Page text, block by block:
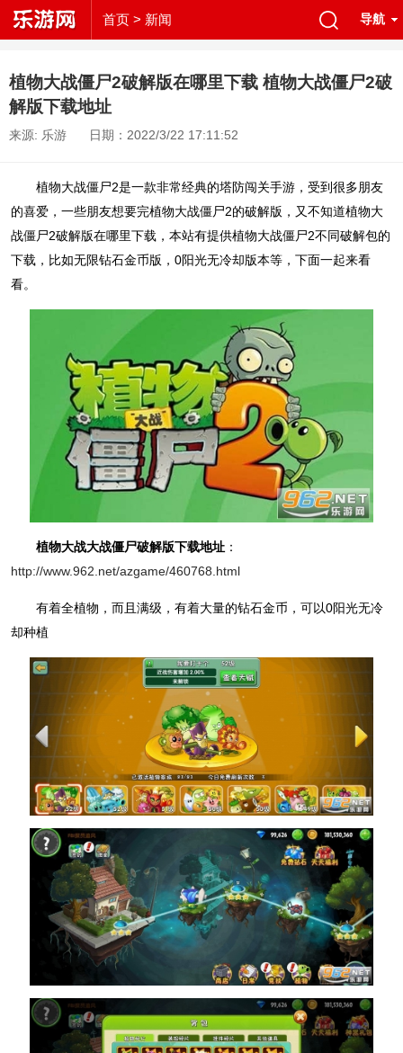
首页 > 新闻 导航
植物大战僵尸2破解版在哪里下载 植物大战僵尸2破
解版下载地址
来源: 乐游 日期：2022/3/22 17:11:52
植物大战僵尸2是一款非常经典的塔防闯关手游，受到很多朋友
的喜爱，一些朋友想要完植物大战僵尸2的破解版，又不知道植物大
战僵尸2破解版在哪里下载，本站有提供植物大战僵尸2不同破解包的
下载，比如无限钻石金币版，0阳光无冷却版本等，下面一起来看
看。
植物大战大战僵尸破解版下载地址 ：
http://www.962.net/azgame/460768.html
有着全植物，而且满级，有着大量的钻石金币，可以0阳光无冷
却种植